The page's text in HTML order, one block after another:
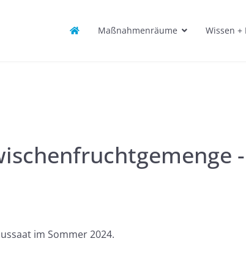
Maßnahmenräume Wissen +
im Sommer 2024.